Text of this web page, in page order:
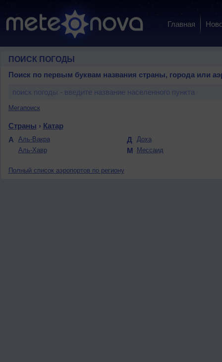
Главная
ПОИСК ПОГОДЫ
Поиск по первым буквам названия страны, города или
Мегапоиск
Страны › Катар
А
Аль-Вакра
Аль-Хавр
Д Доха
М Мессаид
Полный список аэропортов по региону